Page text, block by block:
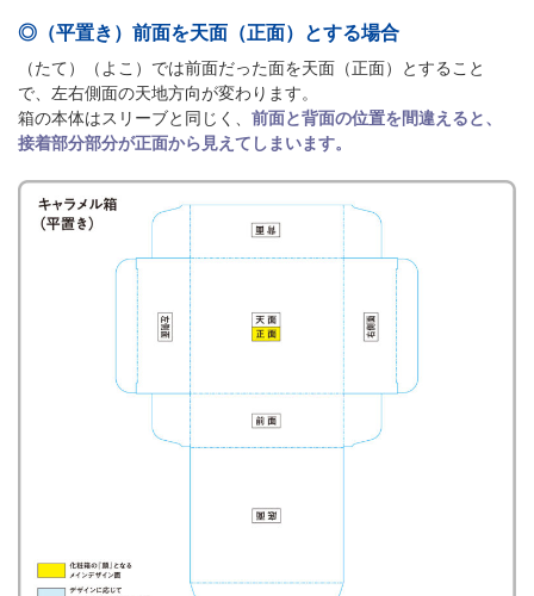
◎（平置き）前面を天面（正面）とする場合
（たて）（よこ）では前面だった面を天面（正面）とすること
で、左右側面の天地方向が変わります。
箱の本体はスリーブと同じく、 前面と背面の位置を間違えると、
接着部分部分が正面から見えてしまいます。